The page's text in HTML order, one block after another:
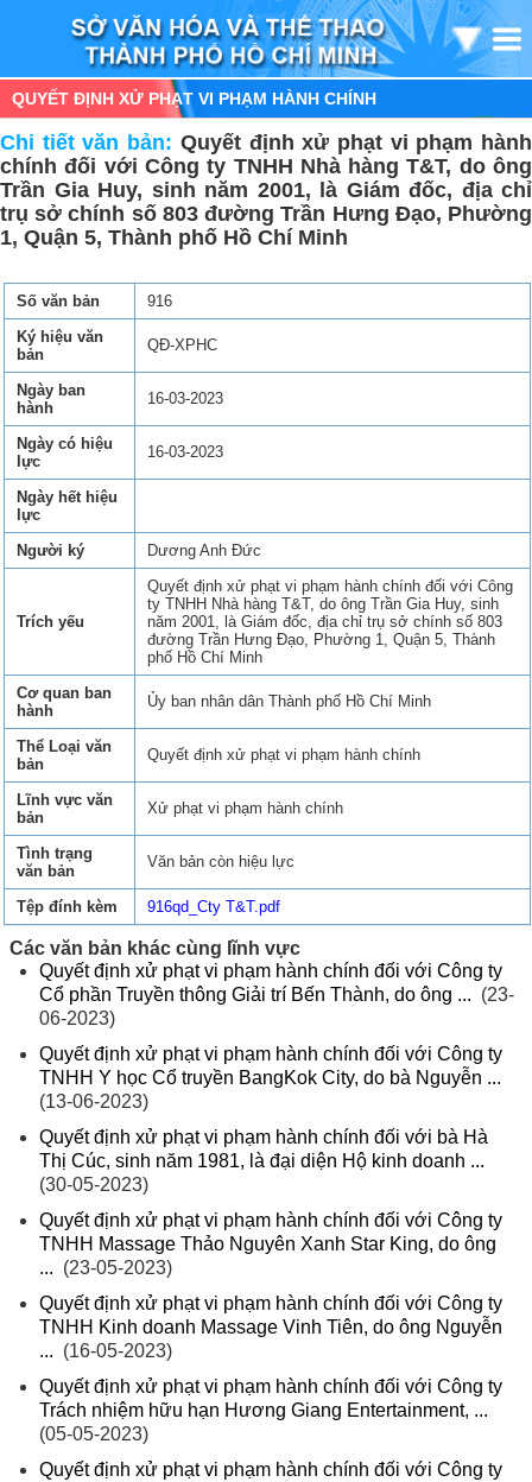
QUYẾT ĐỊNH XỬ PHẠT VI PHẠM HÀNH CHÍNH
Chi tiết văn bản: Quyết định xử phạt vi phạm hành
chính đối với Công ty TNHH Nhà hàng T&T, do ông
Trần Gia Huy, sinh năm 2001, là Giám đốc, địa chỉ
trụ sở chính số 803 đường Trần Hưng Đạo, Phường
1, Quận 5, Thành phố Hồ Chí Minh
Số văn bản
916
Ký hiệu văn
bản
QĐ-XPHC
Ngày ban
hành
16-03-2023
Ngày có hiệu
lực
16-03-2023
Ngày hết hiệu
lực
Người ký
Dương Anh Đức
Trích yếu
Quyết định xử phạt vi phạm hành chính đối với Công
ty TNHH Nhà hàng T&T, do ông Trần Gia Huy, sinh
năm 2001, là Giám đốc, địa chỉ trụ sở chính số 803
đường Trần Hưng Đạo, Phường 1, Quận 5, Thành
phố Hồ Chí Minh
Cơ quan ban
hành
Ủy ban nhân dân Thành phố Hồ Chí Minh
Thể Loại văn
bản
Quyết định xử phạt vi phạm hành chính
Lĩnh vực văn
bản
Xử phạt vi phạm hành chính
Tình trạng
văn bản
Văn bản còn hiệu lực
Tệp đính kèm 916qd_Cty T&T.pdf
Các văn bản khác cùng lĩnh vực
Quyết định xử phạt vi phạm hành chính đối với Công ty
Cổ phần Truyền thông Giải trí Bến Thành, do ông ... (23-
06-2023)
Quyết định xử phạt vi phạm hành chính đối với Công ty
TNHH Y học Cổ truyền BangKok City, do bà Nguyễn ...
(13-06-2023)
Quyết định xử phạt vi phạm hành chính đối với bà Hà
Thị Cúc, sinh năm 1981, là đại diện Hộ kinh doanh ...
(30-05-2023)
Quyết định xử phạt vi phạm hành chính đối với Công ty
TNHH Massage Thảo Nguyên Xanh Star King, do ông
... (23-05-2023)
Quyết định xử phạt vi phạm hành chính đối với Công ty
TNHH Kinh doanh Massage Vinh Tiên, do ông Nguyễn
... (16-05-2023)
Quyết định xử phạt vi phạm hành chính đối với Công ty
Trách nhiệm hữu hạn Hương Giang Entertainment, ...
(05-05-2023)
Quyết định xử phạt vi phạm hành chính đối với Công ty